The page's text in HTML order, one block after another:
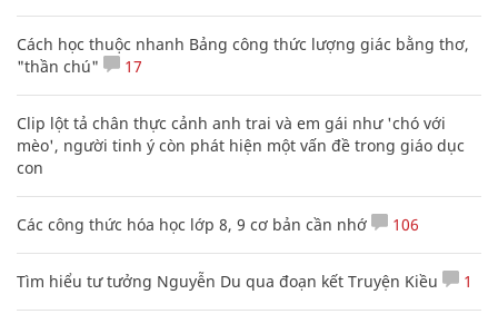
Cách học thuộc nhanh Bảng công thức lượng giác bằng thơ,
"thần chú"
17
Clip lột tả chân thực cảnh anh trai và em gái như 'chó với
mèo', người tinh ý còn phát hiện một vấn đề trong giáo dục
con
Các công thức hóa học lớp 8, 9 cơ bản cần nhớ 106
Tìm hiểu tư tưởng Nguyễn Du qua đoạn kết Truyện Kiều 1